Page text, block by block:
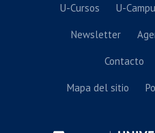
U-Cursos U-
Newsletter
Contacto
Mapa del sitio